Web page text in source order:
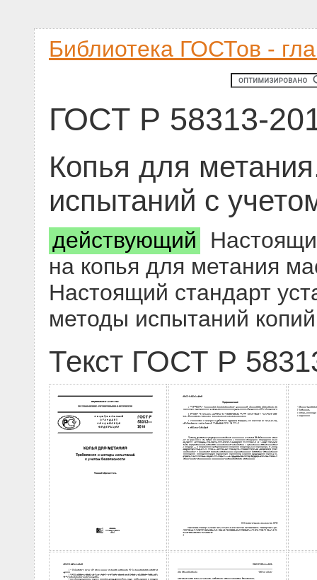
Библиотека ГОСТов -
ГОСТ Р 58313-
Копья для
испытаний с
действующий
на копья для метания
Настоящий стандарт
методы испытаний
Текст ГОСТ Р